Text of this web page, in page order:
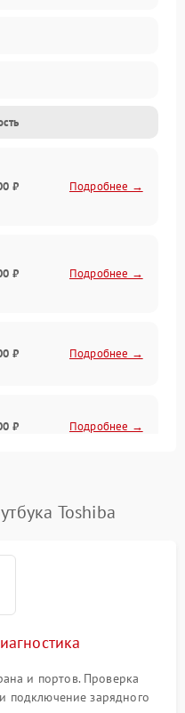
₽ Подробнее →
₽ Подробнее →
₽ Подробнее →
₽ Подробнее →
₽ Подробнее →
₽
Toshiba
и портов. Проверка
подключение зарядного